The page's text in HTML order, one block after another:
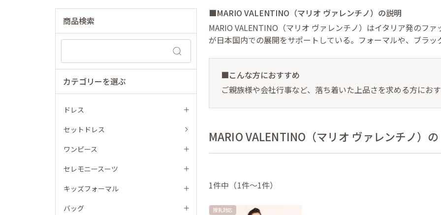
商品検索
カテゴリーを選ぶ
ドレス
セットドレス
ワンピース
セレモニースーツ
キッズフォーマル
バッグ
■MARIO VALENTINO（マリオ ヴァレンチノ）の説明
MARIO VALENTINO（マリオ ヴァレンチノ）はイタリア発のフ
が日本国内での展開をサポートしている。フォーマルや、ブラッ
■こんな方におすすめ
ご親族様や会社行事など、落ち着いた上品さを求める方におす
MARIO VALENTINO（マリオ ヴァレンチノ）
1件中（1件〜1件）
授乳対応